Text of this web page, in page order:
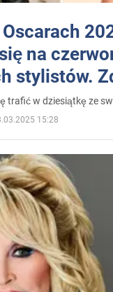
na
stylistów.
trafić w dziesiątkę ze
15:28